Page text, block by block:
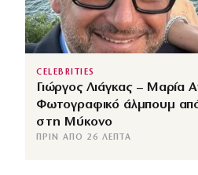
CELEBRITIES
Γιώργος Λιάγκας – Μαρία
Φωτογραφικό άλμπουμ από
στη Μύκονο
ΠΡΙΝ ΑΠΌ 26 ΛΕΠΤΆ